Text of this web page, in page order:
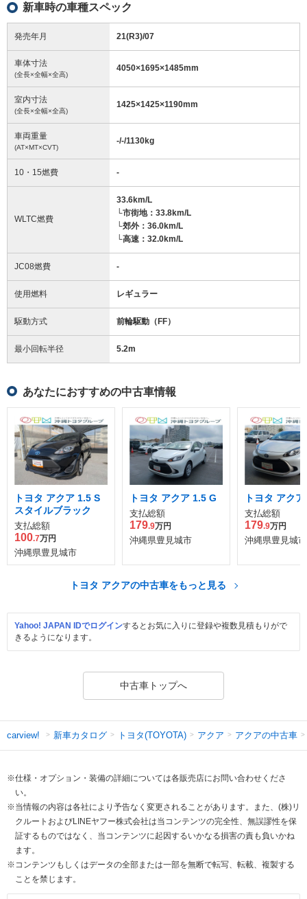
新車時の車種スペック
発売年月 21(R3)/07
車体寸法
(全長×全幅×全高)
4050×1695×1485mm
室内寸法
(全長×全幅×全高)
1425×1425×1190mm
車両重量
(AT×MT×CVT)
-/-/1130kg
10・15燃費 -
WLTC燃費
33.6km/L
└市街地：33.8km/L
└郊外：36.0km/L
└高速：32.0km/L
JC08燃費 -
使用燃料 レギュラー
駆動方式 前輪駆動（FF）
最小回転半径 5.2m
あなたにおすすめの中古車情報
トヨタ アクア 1.5 S
スタイルブラック
支払総額
100.7万円
沖縄県豊見城市
トヨタ アクア 1.5 G
支払総額
179.9万円
沖縄県豊見城市
トヨタ アク
支払総額
179.9万円
沖縄県豊見城市
トヨタ アクアの中古車をもっと見る
Yahoo! JAPAN IDでログインするとお気に入りに登録や複数見積もりがで
きるようになります。
中古車トップへ
carview! 新車カタログ トヨタ(TOYOTA) アクア アクアの中古車
※仕様・オプション・装備の詳細については各販売店にお問い合わせくださ
い。
※当情報の内容は各社により予告なく変更されることがあります。また、(株)リ
クルートおよびLINEヤフー株式会社は当コンテンツの完全性、無誤謬性を保
証するものではなく、当コンテンツに起因するいかなる損害の責も負いかね
ます。
※コンテンツもしくはデータの全部または一部を無断で転写、転載、複製する
ことを禁じます。